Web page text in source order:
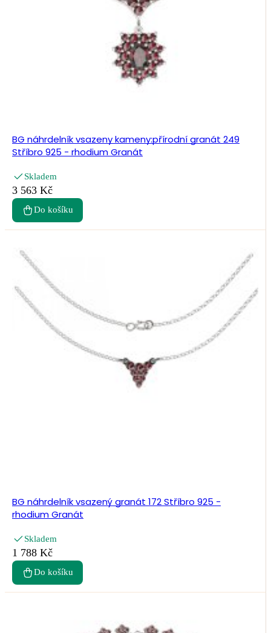
BG náhrdelník vsazeny kameny:přírodní granát 249
Stříbro 925 - rhodium Granát
Skladem
3 563 Kč
Do košíku
BG náhrdelník vsazený granát 172 Stříbro 925 -
rhodium Granát
Skladem
1 788 Kč
Do košíku